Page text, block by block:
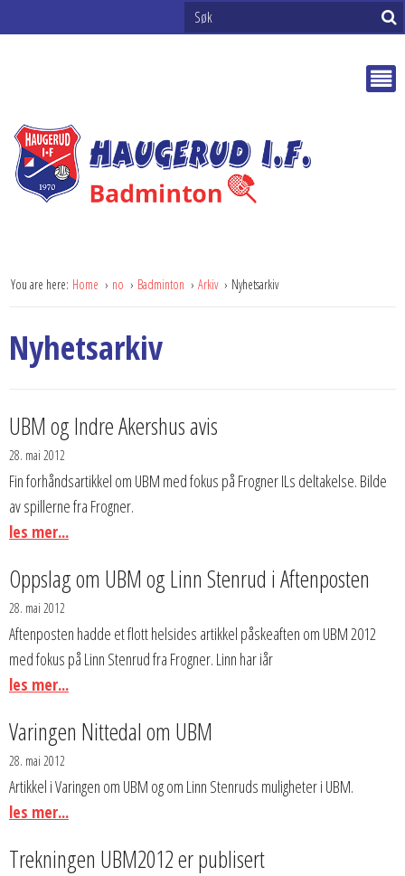
You are here: Home no Badminton Arkiv Nyhetsarkiv
Nyhetsarkiv
UBM og Indre Akershus avis
28. mai 2012
Fin forhåndsartikkel om UBM med fokus på Frogner ILs deltakelse. Bilde
av spillerne fra Frogner.
les mer...
Oppslag om UBM og Linn Stenrud i Aftenposten
28. mai 2012
Aftenposten hadde et flott helsides artikkel påskeaften om UBM 2012
med fokus på Linn Stenrud fra Frogner. Linn har iår
les mer...
Varingen Nittedal om UBM
28. mai 2012
Artikkel i Varingen om UBM og om Linn Stenruds muligheter i UBM.
les mer...
Trekningen UBM2012 er publisert